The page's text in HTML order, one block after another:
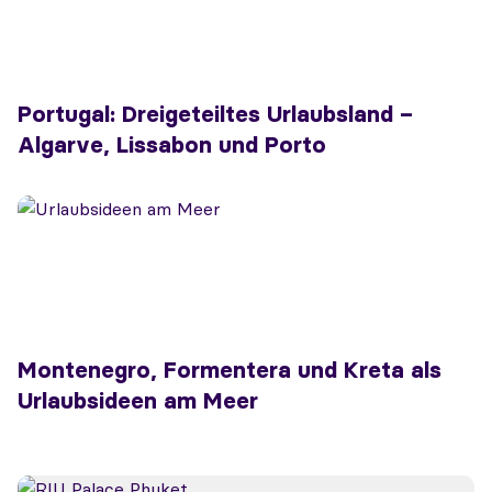
Portugal: Dreigeteiltes Urlaubsland –
Algarve, Lissabon und Porto
Montenegro, Formentera und Kreta als
Urlaubsideen am Meer